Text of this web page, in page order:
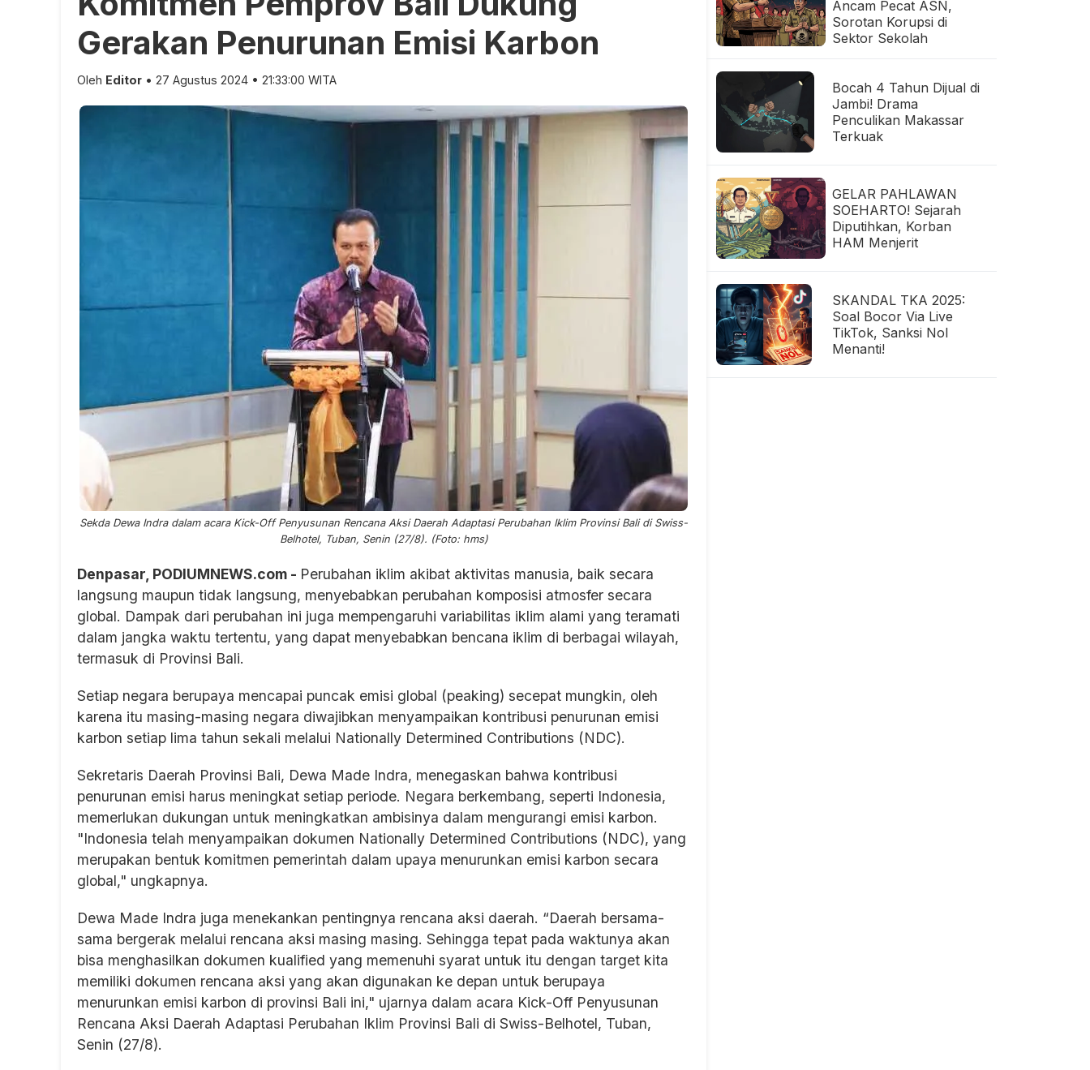
Gerakan Penurunan Emisi Karbon
Oleh Editor • 27 Agustus 2024 • 21:33:00 WITA
Sekda Dewa Indra dalam acara Kick-Off Penyusunan Rencana Aksi Daerah Adaptasi Perubahan Iklim Provinsi Bali di Swiss-
Belhotel, Tuban, Senin (27/8). (Foto: hms)
Denpasar, PODIUMNEWS.com - Perubahan iklim akibat aktivitas manusia, baik secara
langsung maupun tidak langsung, menyebabkan perubahan komposisi atmosfer secara
global. Dampak dari perubahan ini juga mempengaruhi variabilitas iklim alami yang teramati
dalam jangka waktu tertentu, yang dapat menyebabkan bencana iklim di berbagai wilayah,
termasuk di Provinsi Bali.
Setiap negara berupaya mencapai puncak emisi global (peaking) secepat mungkin, oleh
karena itu masing-masing negara diwajibkan menyampaikan kontribusi penurunan emisi
karbon setiap lima tahun sekali melalui Nationally Determined Contributions (NDC).
Sekretaris Daerah Provinsi Bali, Dewa Made Indra, menegaskan bahwa kontribusi
penurunan emisi harus meningkat setiap periode. Negara berkembang, seperti Indonesia,
memerlukan dukungan untuk meningkatkan ambisinya dalam mengurangi emisi karbon.
"Indonesia telah menyampaikan dokumen Nationally Determined Contributions (NDC), yang
merupakan bentuk komitmen pemerintah dalam upaya menurunkan emisi karbon secara
global," ungkapnya.
Dewa Made Indra juga menekankan pentingnya rencana aksi daerah. “Daerah bersama-
sama bergerak melalui rencana aksi masing masing. Sehingga tepat pada waktunya akan
bisa menghasilkan dokumen kualified yang memenuhi syarat untuk itu dengan target kita
memiliki dokumen rencana aksi yang akan digunakan ke depan untuk berupaya
menurunkan emisi karbon di provinsi Bali ini," ujarnya dalam acara Kick-Off Penyusunan
Rencana Aksi Daerah Adaptasi Perubahan Iklim Provinsi Bali di Swiss-Belhotel, Tuban,
Senin (27/8).
Ancam Pecat ASN,
Sorotan Korupsi di
Sektor Sekolah
Bocah 4 Tahun Dijual di
Jambi! Drama
Penculikan Makassar
Terkuak
GELAR PAHLAWAN
SOEHARTO! Sejarah
Diputihkan, Korban
HAM Menjerit
SKANDAL TKA 2025:
Soal Bocor Via Live
TikTok, Sanksi Nol
Menanti!